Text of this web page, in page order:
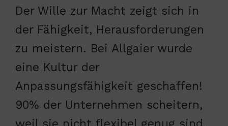
Der Wille zur Macht zeigt sich in
der Fähigkeit, Herausforderungen
zu meistern. Bei Allgaier wurde
eine Kultur der
Anpassungsfähigkeit geschaffen!
90% der Unternehmen scheitern,